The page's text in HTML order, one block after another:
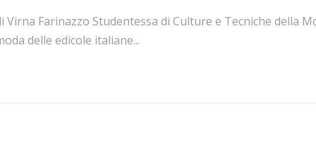
Virna Farinazzo Studentessa di Culture e Tecniche della
delle edicole italiane...